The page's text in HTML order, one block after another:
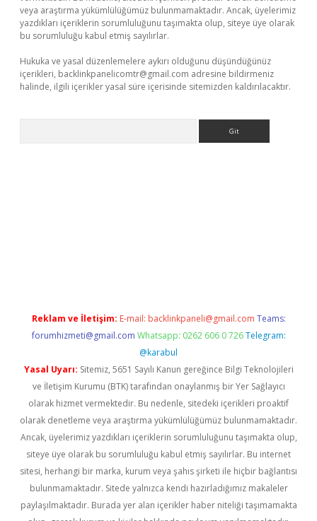
veya araştırma yükümlülüğümüz bulunmamaktadır. Ancak, üyelerimiz
yazdıkları içeriklerin sorumluluğunu taşımakta olup, siteye üye olarak
bu sorumluluğu kabul etmiş sayılırlar.
Hukuka ve yasal düzenlemelere aykırı olduğunu düşündüğünüz
içerikleri, backlinkpanelicomtr@gmail.com adresine bildirmeniz
halinde, ilgili içerikler yasal süre içerisinde sitemizden kaldırılacaktır.
Reklam ve İletişim: E-mail: backlinkpaneli@gmail.com Teams:
forumhizmeti@gmail.com Whatsapp: 0262 606 0 726 Telegram:
@karabul
Yasal Uyarı: Sitemiz, 5651 Sayılı Kanun gereğince Bilgi Teknolojileri
ve İletişim Kurumu (BTK) tarafından onaylanmış bir Yer Sağlayıcı
olarak hizmet vermektedir. Bu nedenle, sitedeki içerikleri proaktif
olarak denetleme veya araştırma yükümlülüğümüz bulunmamaktadır.
Ancak, üyelerimiz yazdıkları içeriklerin sorumluluğunu taşımakta olup,
siteye üye olarak bu sorumluluğu kabul etmiş sayılırlar. Bu internet
sitesi, herhangi bir marka, kurum veya şahıs şirketi ile hiçbir bağlantısı
bulunmamaktadır. Sitede yalnızca kendi hazırladığımız makaleler
paylaşılmaktadır. Burada yer alan içerikler haber niteliği taşımamakta